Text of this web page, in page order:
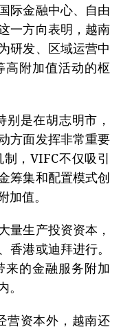
际金融中心、自由
一方向表明，越南
研发、区域运营中
高附加值活动的枢
是在胡志明市，
方面发挥非常重要
，VIFC不仅吸引
筹集和配置模式创
值。
量生产投资资本，
香港或迪拜进行。
来的金融服务附加
营资本外，越南还